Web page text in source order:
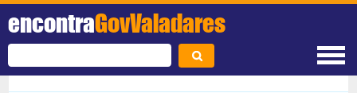
encontraGovValadares